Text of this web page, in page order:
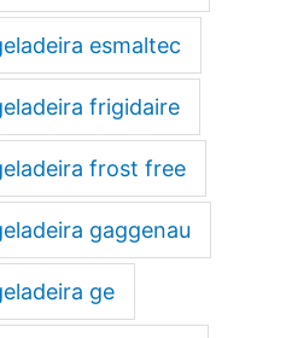
esmaltec
frigidaire
frost free
gaggenau
ge